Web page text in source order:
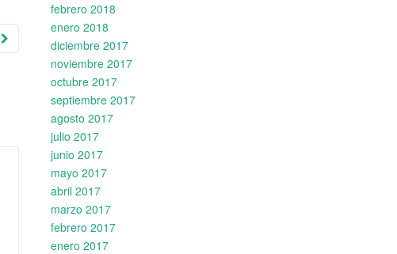
febrero 2018
enero 2018
diciembre 2017
noviembre 2017
octubre 2017
septiembre 2017
agosto 2017
julio 2017
junio 2017
mayo 2017
abril 2017
marzo 2017
febrero 2017
enero 2017